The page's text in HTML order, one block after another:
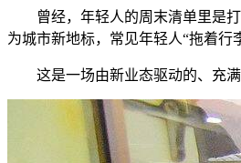
曾经，年轻人的周末清单里是打
为城市新地标，常见年轻人“拖着行
这是一场由新业态驱动的、充满